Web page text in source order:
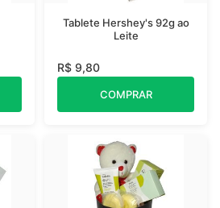
Tablete Hershey's 92g ao
Leite
R$ 9,80
COMPRAR